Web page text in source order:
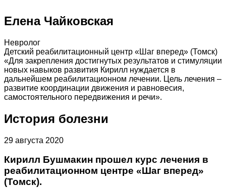
Елена Чайковская
Невролог
Детский реабилитационный центр «Шаг вперед» (Томск)
«Для закрепления достигнутых результатов и стимуляции
новых навыков развития Кирилл нуждается в
дальнейшем реабилитационном лечении. Цель лечения –
развитие координации движения и равновесия,
самостоятельного передвижения и речи».
История болезни
29 августа 2020
Кирилл Бушмакин прошел курс лечения в
реабилитационном центре «Шаг вперед»
(Томск).